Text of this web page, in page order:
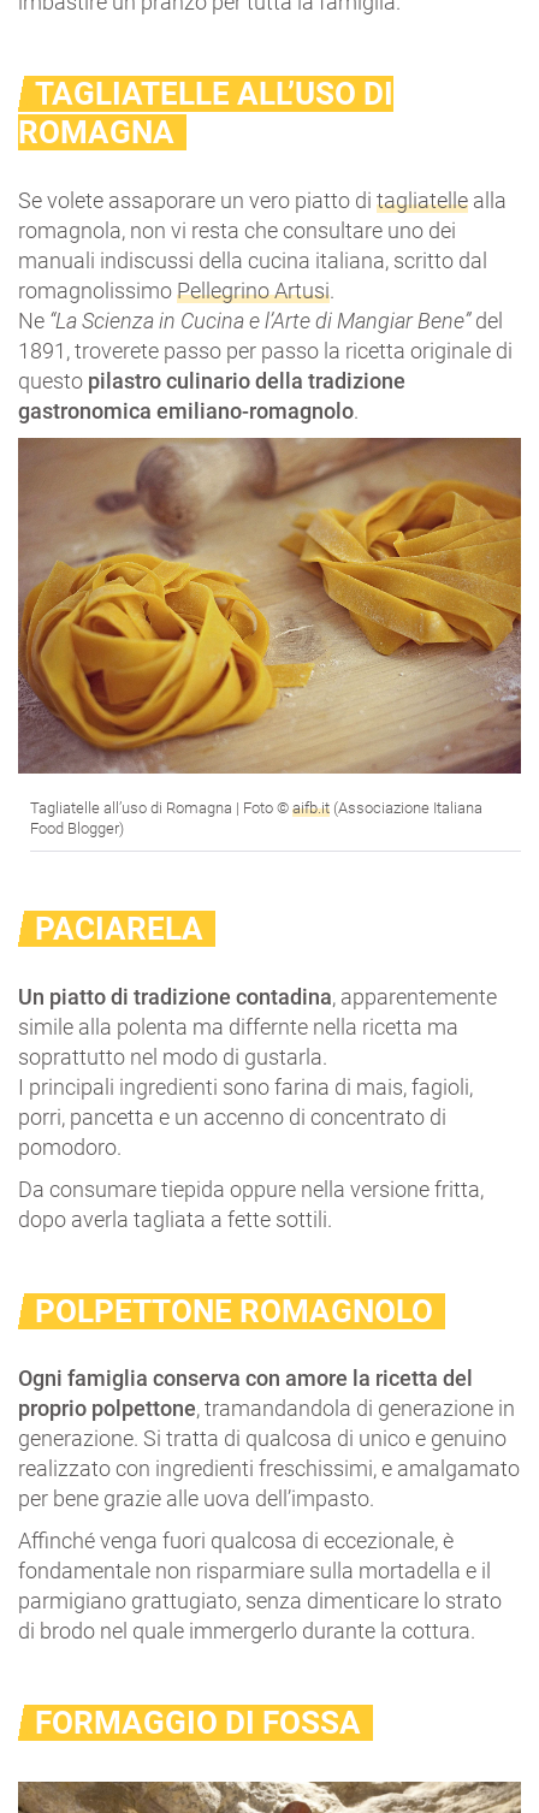
TAGLIATELLE ALL’USO DI
ROMAGNA
Se volete assaporare un vero piatto di tagliatelle alla
romagnola, non vi resta che consultare uno dei
manuali indiscussi della cucina italiana, scritto dal
romagnolissimoPellegrino Artusi.
Ne “La Scienza in Cucina e l’Arte di Mangiar Bene”del
1891, troverete passo per passo la ricetta originale di
questo pilastro culinario della tradizione
gastronomica emiliano-romagnolo.
Tagliatelle all’uso di Romagna | Foto © aifb.it (Associazione Italiana
Food Blogger)
PACIARELA
Un piatto di tradizione contadina, apparentemente
simile alla polenta ma differnte nella ricetta ma
soprattutto nel modo di gustarla.
I principali ingredienti sono farina di mais, fagioli,
porri, pancetta e un accenno di concentrato di
pomodoro.
Da consumare tiepida oppure nella versione fritta,
dopo averla tagliata a fette sottili.
POLPETTONE ROMAGNOLO
Ogni famiglia conserva con amore la ricetta del
proprio polpettone, tramandandola di generazione in
generazione. Si tratta di qualcosa di unico e genuino
realizzato con ingredienti freschissimi, e amalgamato
per bene grazie alle uova dell’impasto.
Affinché venga fuori qualcosa di eccezionale, è
fondamentale non risparmiare sulla mortadella e il
parmigiano grattugiato, senza dimenticare lo strato
di brodo nel quale immergerlo durante la cottura.
FORMAGGIO DI FOSSA